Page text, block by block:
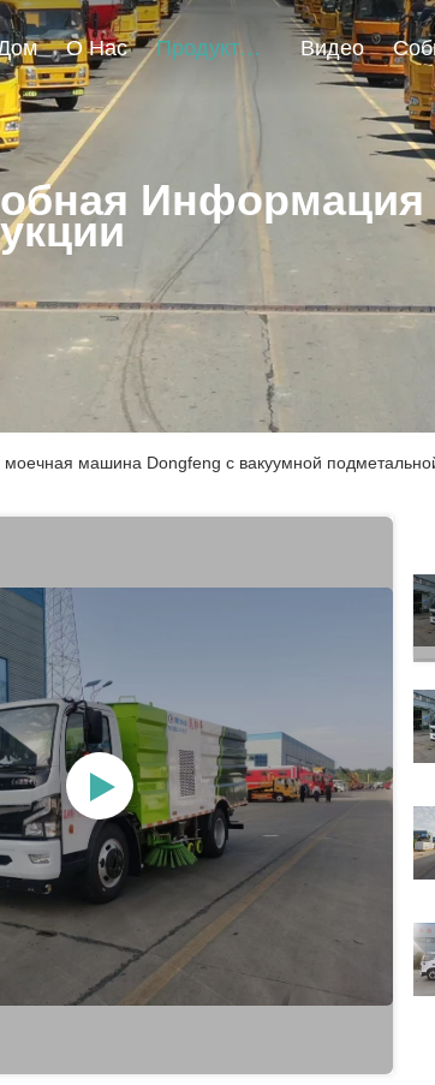
О Нас Продукты Видео
машина Dongfeng с вакуумной